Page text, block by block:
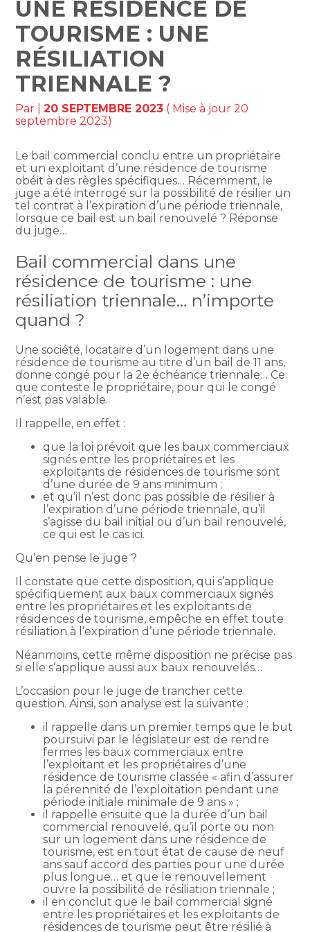
UNE RÉSIDENCE DE
TOURISME : UNE
RÉSILIATION
TRIENNALE ?
Par |20 SEPTEMBRE 2023 ( Mise à jour 20
septembre 2023)
Le bail commercial conclu entre un propriétaire
et un exploitant d’une résidence de tourisme
obéit à des règles spécifiques… Récemment, le
juge a été interrogé sur la possibilité de résilier un
tel contrat à l’expiration d’une période triennale,
lorsque ce bail est un bail renouvelé ? Réponse
du juge…
Bail commercial dans une
résidence de tourisme : une
résiliation triennale… n’importe
quand ?
Une société, locataire d’un logement dans une
résidence de tourisme au titre d’un bail de 11 ans,
donne congé pour la 2e échéance triennale… Ce
que conteste le propriétaire, pour qui le congé
n’est pas valable.
Il rappelle, en effet :
que la loi prévoit que les baux commerciaux
signés entre les propriétaires et les
exploitants de résidences de tourisme sont
d’une durée de 9 ans minimum ;
et qu’il n’est donc pas possible de résilier à
l’expiration d’une période triennale, qu’il
s’agisse du bail initial ou d’un bail renouvelé,
ce qui est le cas ici.
Qu’en pense le juge ?
Il constate que cette disposition, qui s’applique
spécifiquement aux baux commerciaux signés
entre les propriétaires et les exploitants de
résidences de tourisme, empêche en effet toute
résiliation à l’expiration d’une période triennale.
Néanmoins, cette même disposition ne précise pas
si elle s’applique aussi aux baux renouvelés…
L’occasion pour le juge de trancher cette
question. Ainsi, son analyse est la suivante :
il rappelle dans un premier temps que le but
poursuivi par le législateur est de rendre
fermes les baux commerciaux entre
l’exploitant et les propriétaires d’une
résidence de tourisme classée « afin d’assurer
la pérennité de l’exploitation pendant une
période initiale minimale de 9 ans » ;
il rappelle ensuite que la durée d’un bail
commercial renouvelé, qu’il porte ou non
sur un logement dans une résidence de
tourisme, est en tout état de cause de neuf
ans sauf accord des parties pour une durée
plus longue… et que le renouvellement
ouvre la possibilité de résiliation triennale ;
il en conclut que le bail commercial signé
entre les propriétaires et les exploitants de
résidences de tourisme peut être résilié à